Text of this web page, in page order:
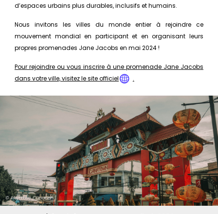
d’espaces urbains plus durables, inclusifs et humains.
Nous invitons les villes du monde entier à rejoindre ce
mouvement mondial en participant et en organisant leurs
propres promenades Jane Jacobs en mai 2024 !
Pour rejoindre ou vous inscrire à une promenade Jane Jacobs
dans votre ville, visitez le site officiel
.
© Phyrrhus Cunanan